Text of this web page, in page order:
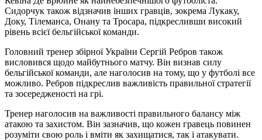
Сидорчук також відзначив інших гравців, зокрема Лукаку,
Доку, Тілеманса, Онану та Тросара, підкресливши високий
рівень всієї бельгійської команди.
Головний тренер збірної України Сергій Ребров також
висловився щодо майбутнього матчу. Він визнав силу
бельгійської команди, але наголосив на тому, що у футболі все
можливо. Ребров підкреслив важливість правильної стратегії
та зосередженості на грі.
Тренер наголосив на важливості правильного балансу між
атакою та захистом. Він зазначив, що кожен гравець повинен
розуміти свою роль і вміти як захищатися, так і атакувати.